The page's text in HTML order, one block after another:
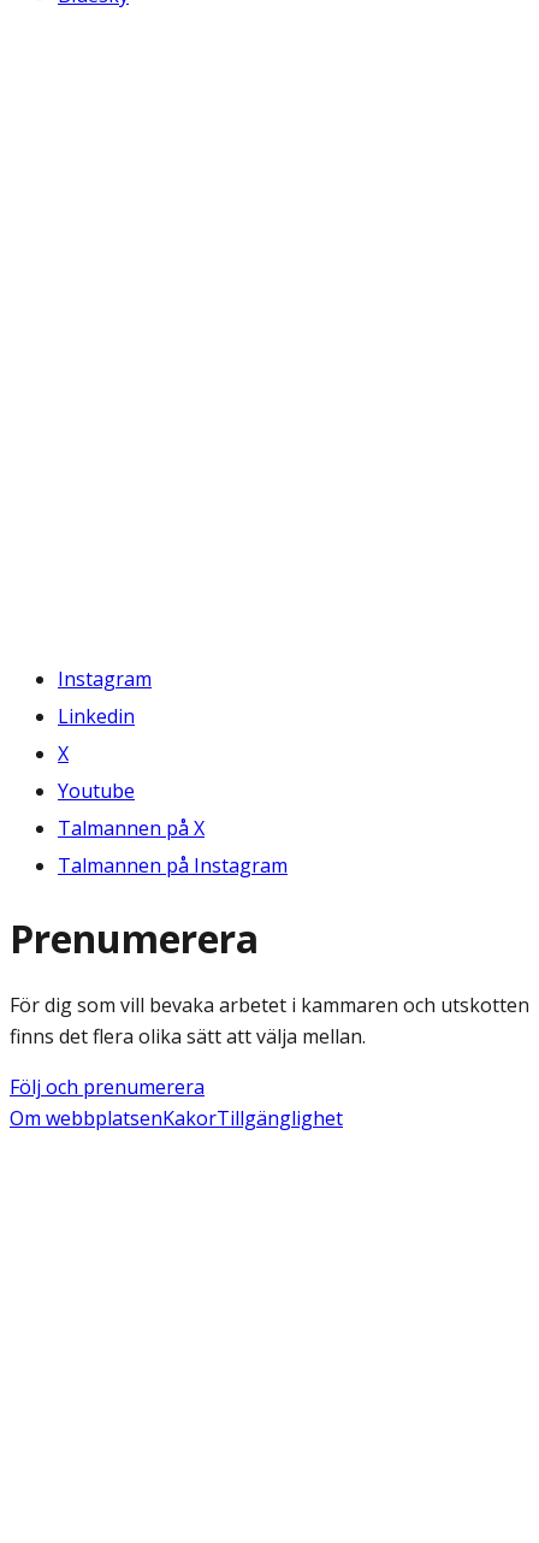
Instagram
Linkedin
X
Youtube
Talmannen på X
Talmannen på Instagram
Prenumerera
För dig som vill bevaka arbetet i kammaren och utskotten
finns det flera olika sätt att välja mellan.
Följ och prenumerera
Om webbplatsenKakorTillgänglighet